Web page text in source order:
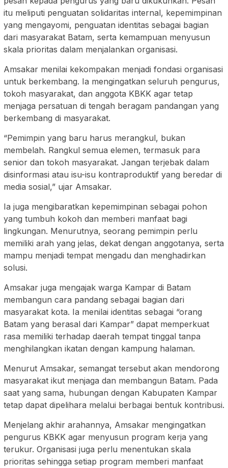
itu meliputi penguatan solidaritas internal, kepemimpinan
yang mengayomi, penguatan identitas sebagai bagian
dari masyarakat Batam, serta kemampuan menyusun
skala prioritas dalam menjalankan organisasi.
Amsakar menilai kekompakan menjadi fondasi organisasi
untuk berkembang. Ia mengingatkan seluruh pengurus,
tokoh masyarakat, dan anggota KBKK agar tetap
menjaga persatuan di tengah beragam pandangan yang
berkembang di masyarakat.
“Pemimpin yang baru harus merangkul, bukan
membelah. Rangkul semua elemen, termasuk para
senior dan tokoh masyarakat. Jangan terjebak dalam
disinformasi atau isu-isu kontraproduktif yang beredar di
media sosial,” ujar Amsakar.
Ia juga mengibaratkan kepemimpinan sebagai pohon
yang tumbuh kokoh dan memberi manfaat bagi
lingkungan. Menurutnya, seorang pemimpin perlu
memiliki arah yang jelas, dekat dengan anggotanya, serta
mampu menjadi tempat mengadu dan menghadirkan
solusi.
Amsakar juga mengajak warga Kampar di Batam
membangun cara pandang sebagai bagian dari
masyarakat kota. Ia menilai identitas sebagai “orang
Batam yang berasal dari Kampar” dapat memperkuat
rasa memiliki terhadap daerah tempat tinggal tanpa
menghilangkan ikatan dengan kampung halaman.
Menurut Amsakar, semangat tersebut akan mendorong
masyarakat ikut menjaga dan membangun Batam. Pada
saat yang sama, hubungan dengan Kabupaten Kampar
tetap dapat dipelihara melalui berbagai bentuk kontribusi.
Menjelang akhir arahannya, Amsakar mengingatkan
pengurus KBKK agar menyusun program kerja yang
terukur. Organisasi juga perlu menentukan skala
prioritas sehingga setiap program memberi manfaat